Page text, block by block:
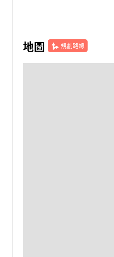
地圖 規劃路線